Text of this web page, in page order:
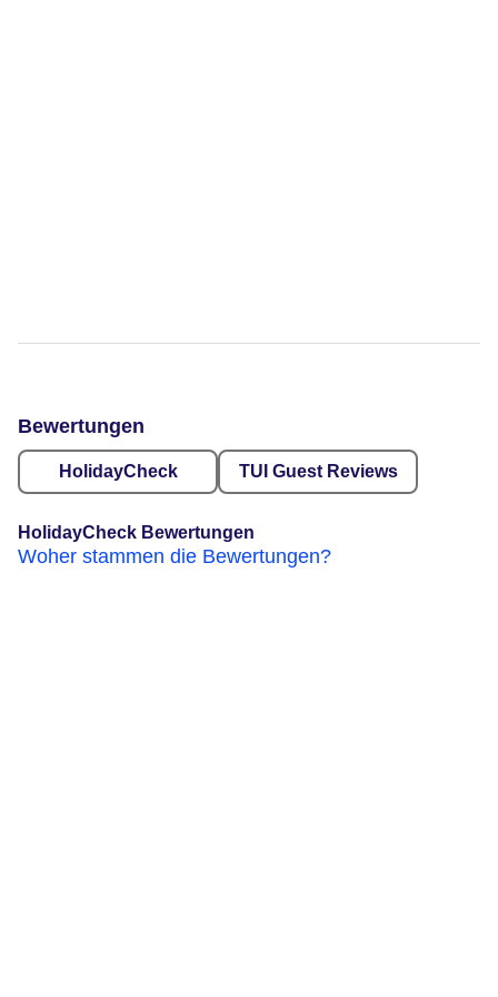
Bewertungen
HolidayCheck TUI Guest Reviews
HolidayCheck Bewertungen
Woher stammen die Bewertungen?